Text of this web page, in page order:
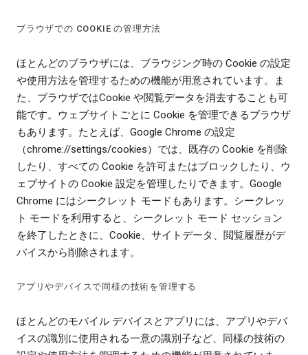
ブラウザでの COOKIE の管理方法
ほとんどのブラウザには、ブラウジング時の Cookie の設定
や使用方法を管理するための機能が用意されています。ま
た、ブラウザではCookie や閲覧データを消去することも可
能です。ウェブサイトごとに Cookie を管理できるブラウザ
もあります。たとえば、Google Chrome の設定
（chrome://settings/cookies）では、既存の Cookie を削除
したり、すべての Cookie を許可またはブロックしたり、ウ
ェブサイトの Cookie 設定を管理したりできます。Google
Chrome にはシークレット モードもあります。シークレッ
ト モードを利用すると、シークレット モード セッション
を終了したときに、Cookie、サイトデータ、閲覧履歴がデ
バイスから削除されます。
アプリやデバイスで同様の技術を管理する
ほとんどのモバイル デバイスとアプリには、アプリやデバ
イスの識別に使用される一意の識別子など、同様の技術の